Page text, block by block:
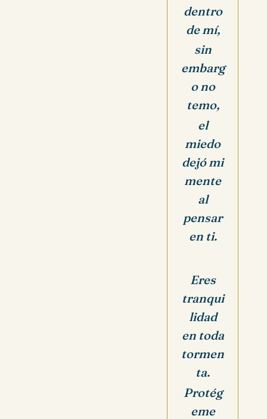
dentro
de mí,
sin
embarg
o no
temo,
el
miedo
dejó mi
mente
al
pensar
en ti.
Eres
tranqui
lidad
en toda
tormen
ta.
Protég
eme